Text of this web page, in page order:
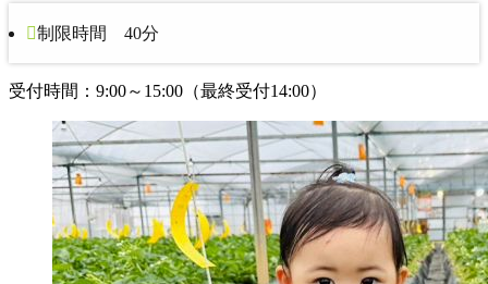
制限時間 40分
受付時間：9:00～15:00（最終受付14:00）